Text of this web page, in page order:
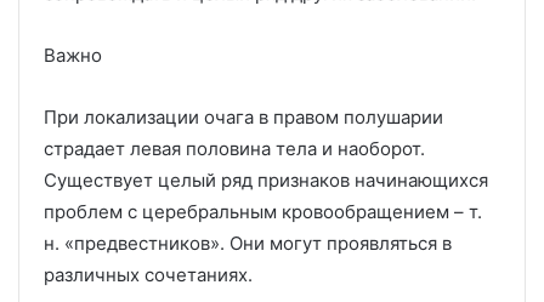
Важно
При локализации очага в правом полушарии
страдает левая половина тела и наоборот.
Существует целый ряд признаков начинающихся
проблем с церебральным кровообращением – т.
н. «предвестников». Они могут проявляться в
различных сочетаниях.